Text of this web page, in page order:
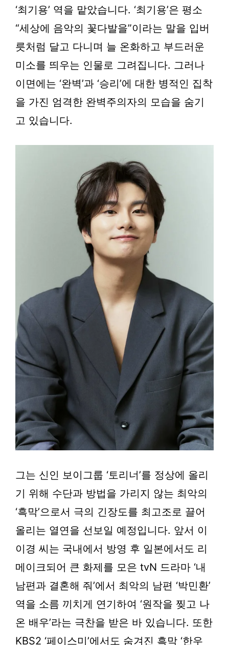
‘최기용’ 역을 맡았습니다. ‘최기용’은 평소
“세상에 음악의 꽃다발을”이라는 말을 입버
릇처럼 달고 다니며 늘 온화하고 부드러운
미소를 띄우는 인물로 그려집니다. 그러나
이면에는 ‘완벽’과 ‘승리’에 대한 병적인 집착
을 가진 엄격한 완벽주의자의 모습을 숨기
고 있습니다.
그는 신인 보이그룹 ‘토리너’를 정상에 올리
기 위해 수단과 방법을 가리지 않는 최악의
‘흑막’으로서 극의 긴장도를 최고조로 끌어
올리는 열연을 선보일 예정입니다. 앞서 이
이경 씨는 국내에서 방영 후 일본에서도 리
메이크되어 큰 화제를 모은 tvN 드라마 ‘내
남편과 결혼해 줘’에서 최악의 남편 ‘박민환’
역을 소름 끼치게 연기하여 ‘원작을 찢고 나
온 배우’라는 극찬을 받은 바 있습니다. 또한
KBS2 ‘페이스미’에서도 숨겨진 흑막 ‘한우